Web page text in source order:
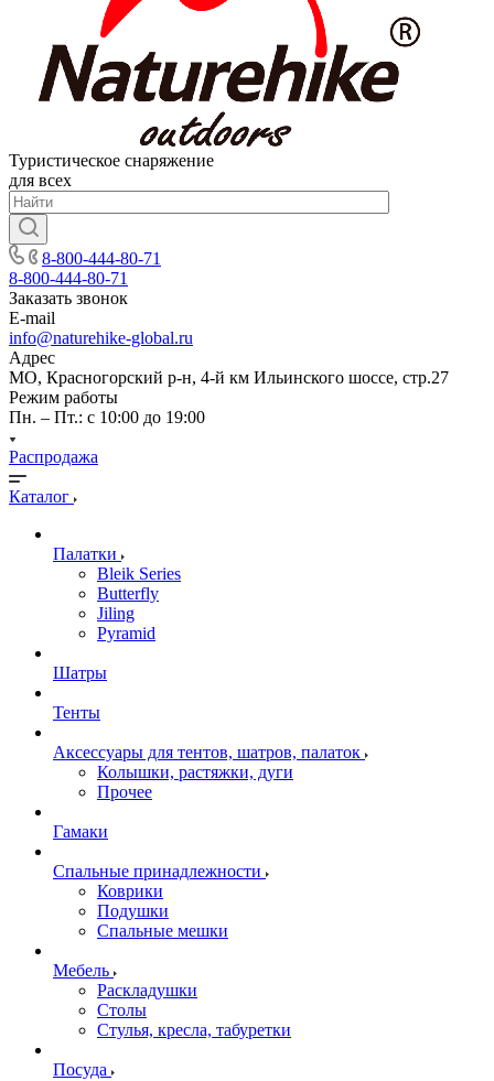
Туристическое снаряжение
для всех
8-800-444-80-71
8-800-444-80-71
Заказать звонок
E-mail
info@naturehike-global.ru
Адрес
МО, Красногорский р-н, 4-й км Ильинского шоссе, стр.27
Режим работы
Пн. – Пт.: с 10:00 до 19:00
Распродажа
Каталог
Палатки
Bleik Series
Butterfly
Jiling
Pyramid
Шатры
Тенты
Аксессуары для тентов, шатров, палаток
Колышки, растяжки, дуги
Прочее
Гамаки
Спальные принадлежности
Коврики
Подушки
Спальные мешки
Мебель
Раскладушки
Столы
Стулья, кресла, табуретки
Посуда